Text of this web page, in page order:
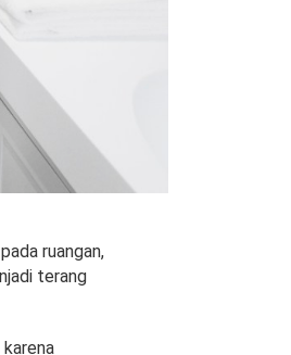
ruangan,
terang